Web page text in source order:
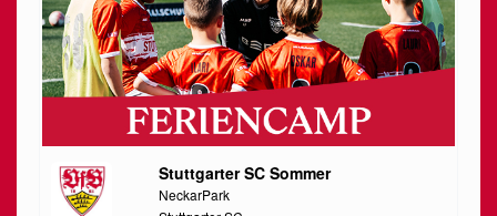
Stuttgarter SC Sommer
NeckarPark